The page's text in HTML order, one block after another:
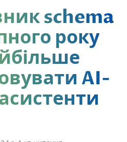
schema
року
AI-